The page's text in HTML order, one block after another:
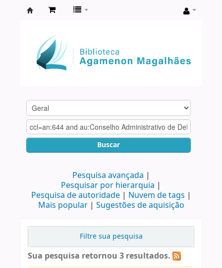
Agamenon
Magalhães
Buscar
Pesquisa avançada
Pesquisar por hierarquia
Pesquisa de autoridade
Nuvem de tags
Mais popular
Sugestões de aquisição
Filtre sua pesquisa
Sua pesquisa retornou 3 resultados.